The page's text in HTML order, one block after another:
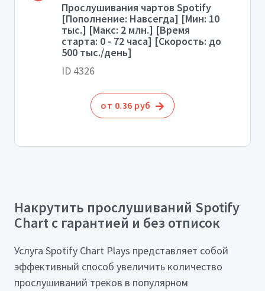
Прослушивания чартов Spotify
[Пополнение: Навсегда] [Мин: 10
тыс.] [Макс: 2 млн.] [Время
старта: 0 - 72 часа] [Скорость: до
500 тыс./день]
ID 4326
от 0.36 руб
Накрутить прослушиваний Spotify
Chart с гарантией и без отписок
Услуга Spotify Chart Plays представляет собой
эффективный способ увеличить количество
прослушиваний треков в популярном